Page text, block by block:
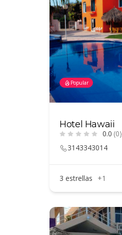
Popular
Hotel Hawaii
0.0 (0)
3143343014
3 estrellas +1